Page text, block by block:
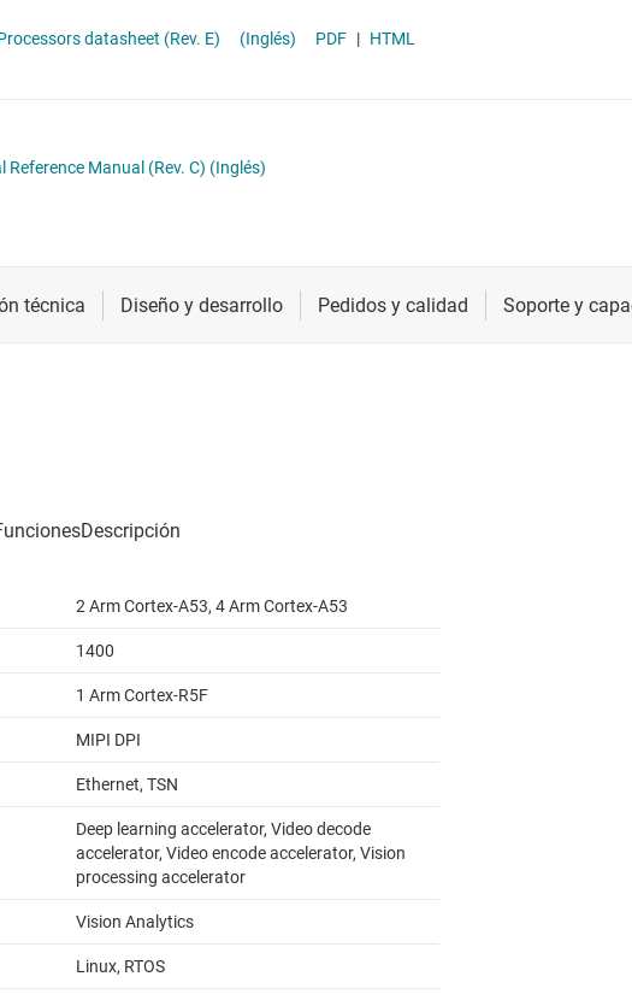
Servicios de chip y oblea
Processors datasheet (Rev. E) (Inglés) PDF | HTML
Manual (Rev. C) (Inglés)
2 Arm Cortex-A53, 4 Arm Cortex-A53
1400
1 Arm Cortex-R5F
MIPI DPI
Ethernet, TSN
Deep learning accelerator, Video decode
accelerator, Video encode accelerator, Vision
processing accelerator
Vision Analytics
Linux, RTOS